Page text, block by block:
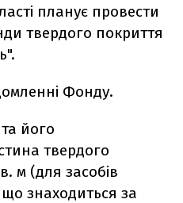
планує провести
твердого покриття
Фонду.
його
твердого
м (для засобів
що знаходиться за